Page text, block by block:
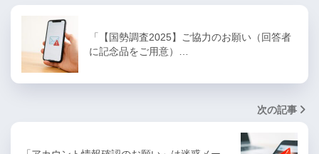
「【国勢調査2025】ご協力のお願い（回答者
に記念品をご用意）…
次の記事